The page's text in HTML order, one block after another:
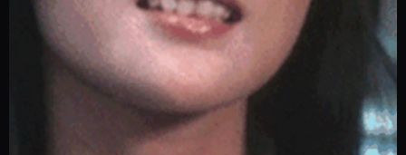
Частые вопросы о Чаи Ли
Где снимался Чаи Ли?
Фильмография Чаи Ли — на Movie Planner: https://
Какие фильмы снимал(а) Чаи Ли?
Полный список — на Movie Planner: https://movie-
Кто такой(ая) Чаи Ли?